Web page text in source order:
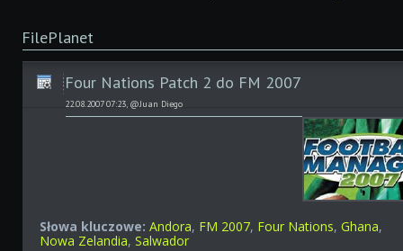
FilePlanet
Four Nations Patch 2 do FM 2007
22.08.2007 07:23, @Juan Diego
Słowa kluczowe: Andora, FM 2007, Four Nations,Ghana,
Nowa Zelandia,Salwador